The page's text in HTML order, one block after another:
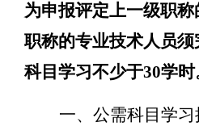
为申报评定上一级职
职称的专业技术人员须
科目学习不少于30学时
一、公需科目学